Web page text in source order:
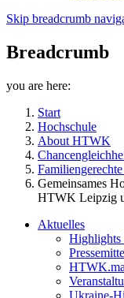
Skip breadcrumb
Breadcrumb
you are here:
Start
Hochschule
About HTWK
Gemeinsames
HTWK Leipzig
Aktuelles
Highlights